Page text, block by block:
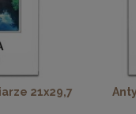
21x29,7